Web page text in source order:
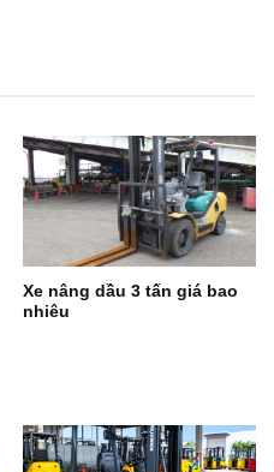
Xe nâng dầu 3 tấn giá bao
nhiêu